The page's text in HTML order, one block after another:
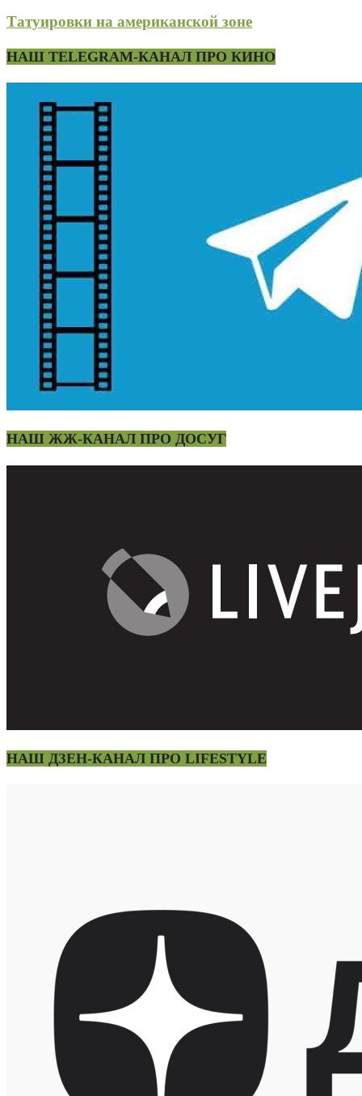
Татуировки на американской зоне
НАШ TELEGRAM-КАНАЛ ПРО КИНО
НАШ ЖЖ-КАНАЛ ПРО ДОСУГ
НАШ ДЗЕН-КАНАЛ ПРО LIFESTYLE